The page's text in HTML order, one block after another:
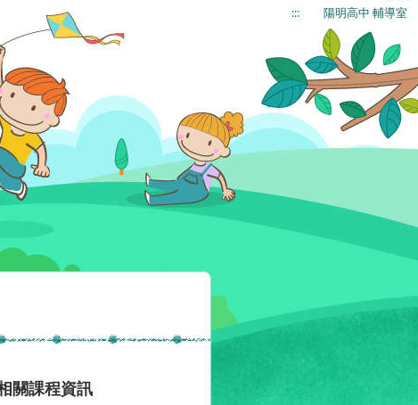
::: 陽明高中 輔導室
關課程資訊